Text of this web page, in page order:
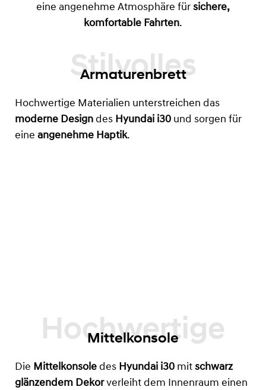
eine angenehme Atmosphäre für sichere,
komfortable Fahrten.
Armaturenbrett
Hochwertige Materialien unterstreichen das
moderne Design des Hyundai i30 und sorgen für
eine angenehme Haptik.
Mittelkonsole
Die Mittelkonsole des Hyundai i30 mit schwarz
glänzendem Dekorverleiht dem Innenraum einen